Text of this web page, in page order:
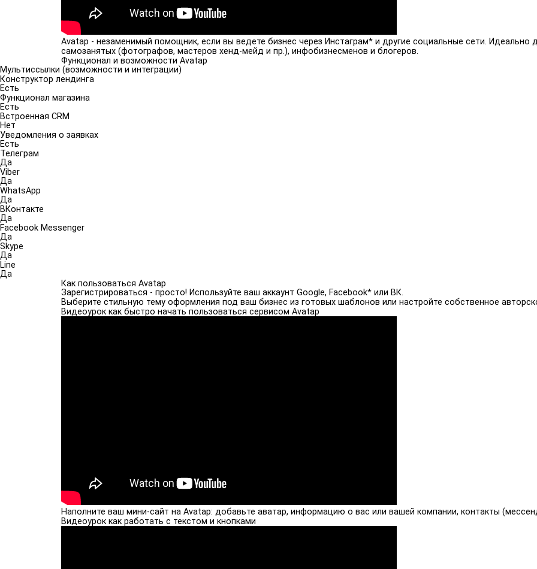
Avatap - незаменимый помощник, если вы ведете бизнес через Инстаграм* и другие социальные сети. Идеально
самозанятых (фотографов, мастеров хенд-мейд и пр.), инфобизнесменов и блогеров.
Функционал и возможности Avatap
Мультиссылки (возможности и интеграции)
Конструктор лендинга
Есть
Функционал магазина
Есть
Встроенная CRM
Нет
Уведомления о заявках
Есть
Телеграм
Да
Viber
Да
WhatsApp
Да
ВКонтакте
Да
Facebook Messenger
Да
Skype
Да
Line
Да
Как пользоваться Avatap
Зарегистрироваться - просто! Используйте ваш аккаунт Google, Facebook* или ВК.
Выберите стильную тему оформления под ваш бизнес из готовых шаблонов или настройте собственное
Видеоурок как быстро начать пользоваться сервисом Avatap
Наполните ваш мини-сайт на Avatap: добавьте аватар, информацию о вас или вашей компании, контакты
Видеоурок как работать с текстом и кнопками